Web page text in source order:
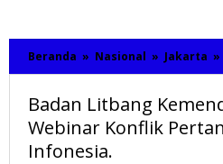
Beranda » Nasional » Jakarta »
Badan Litbang
Webinar Konflik
Infonesia.